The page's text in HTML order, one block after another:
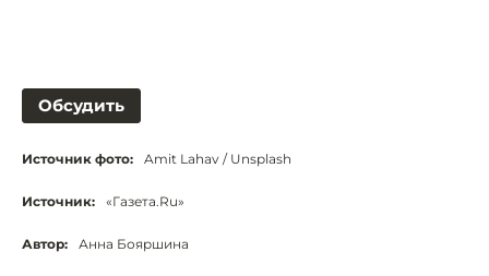
Обсудить
Источник фото: Amit Lahav / Unsplash
Источник: «Газета.Ru»
Автор: Анна Бояршина